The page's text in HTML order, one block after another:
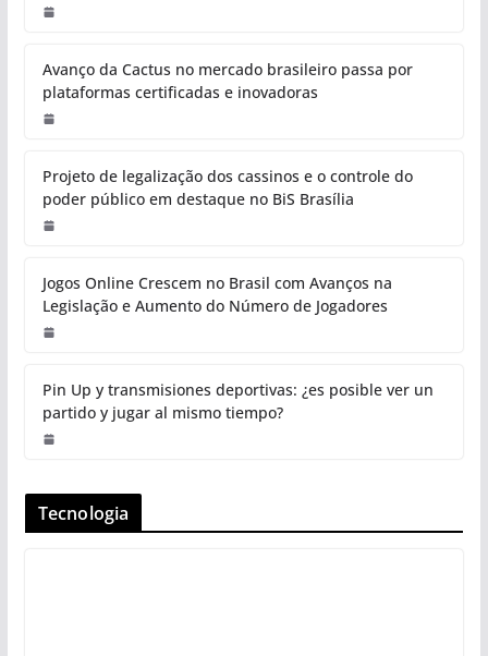
Avanço da Cactus no mercado brasileiro passa por
plataformas certificadas e inovadoras
Projeto de legalização dos cassinos e o controle do
poder público em destaque no BiS Brasília
Jogos Online Crescem no Brasil com Avanços na
Legislação e Aumento do Número de Jogadores
Pin Up y transmisiones deportivas: ¿es posible ver un
partido y jugar al mismo tiempo?
Tecnologia